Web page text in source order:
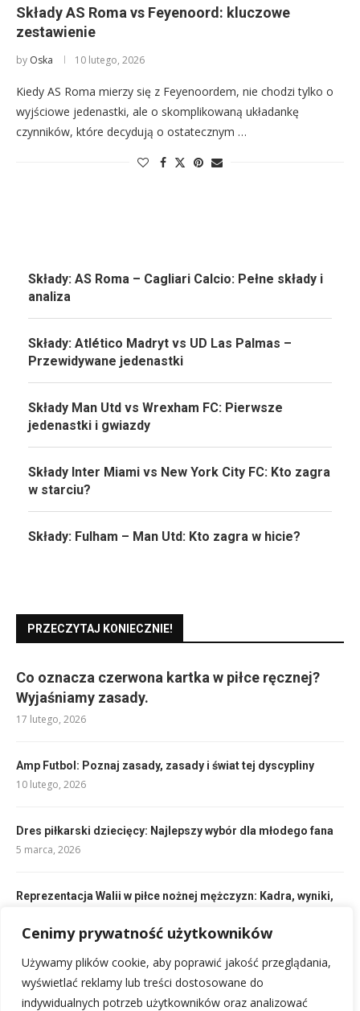
Cenimy prywatność użytkowników
Używamy plików cookie, aby poprawić jakość przeglądania,
wyświetlać reklamy lub treści dostosowane do
indywidualnych potrzeb użytkowników oraz analizować
Składy AS Roma vs Feyenoord: kluczowe
zestawienie
by Oska 10 lutego, 2026
Kiedy AS Roma mierzy się z Feyenoordem, nie chodzi tylko o
wyjściowe jedenastki, ale o skomplikowaną układankę
czynników, które decydują o ostatecznym …
Składy: AS Roma – Cagliari Calcio: Pełne składy i
analiza
Składy: Atlético Madryt vs UD Las Palmas –
Przewidywane jedenastki
Składy Man Utd vs Wrexham FC: Pierwsze
jedenastki i gwiazdy
Składy Inter Miami vs New York City FC: Kto zagra
w starciu?
Składy: Fulham – Man Utd: Kto zagra w hicie?
PRZECZYTAJ KONIECZNIE!
Co oznacza czerwona kartka w piłce ręcznej?
Wyjaśniamy zasady.
17 lutego, 2026
Amp Futbol: Poznaj zasady, zasady i świat tej dyscypliny
10 lutego, 2026
Dres piłkarski dziecięcy: Najlepszy wybór dla młodego fana
5 marca, 2026
Reprezentacja Walii w piłce nożnej mężczyzn: Kadra, wyniki,
22 lutego, 2026
Składy SC Heerenveen kontra Ajax Amsterdam: Kto zagra?
10 lutego, 2026